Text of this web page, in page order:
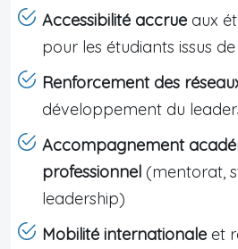
Accessibilité accrue aux
pour les étudiants issus
Renforcement des
développement du
Accompagnement
professionnel (mentorat,
leadership)
Mobilité internationale et